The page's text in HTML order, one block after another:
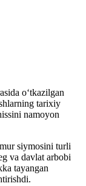
o‘tkazilgan
tarixiy
namoyon
siymosini turli
va davlat arbobi
tayangan